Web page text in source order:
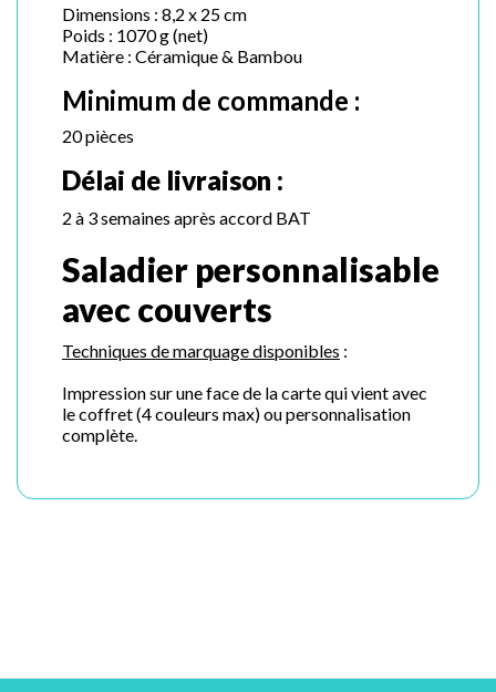
Dimensions : 8,2 x 25 cm
Poids : 1070 g (net)
Matière : Céramique & Bambou
Minimum de commande :
20 pièces
Délai de livraison :
2 à 3 semaines après accord BAT
Saladier personnalisable
avec couverts
Techniques de marquage disponibles :
Impression sur une face de la carte qui vient avec
le coffret (4 couleurs max) ou personnalisation
complète.